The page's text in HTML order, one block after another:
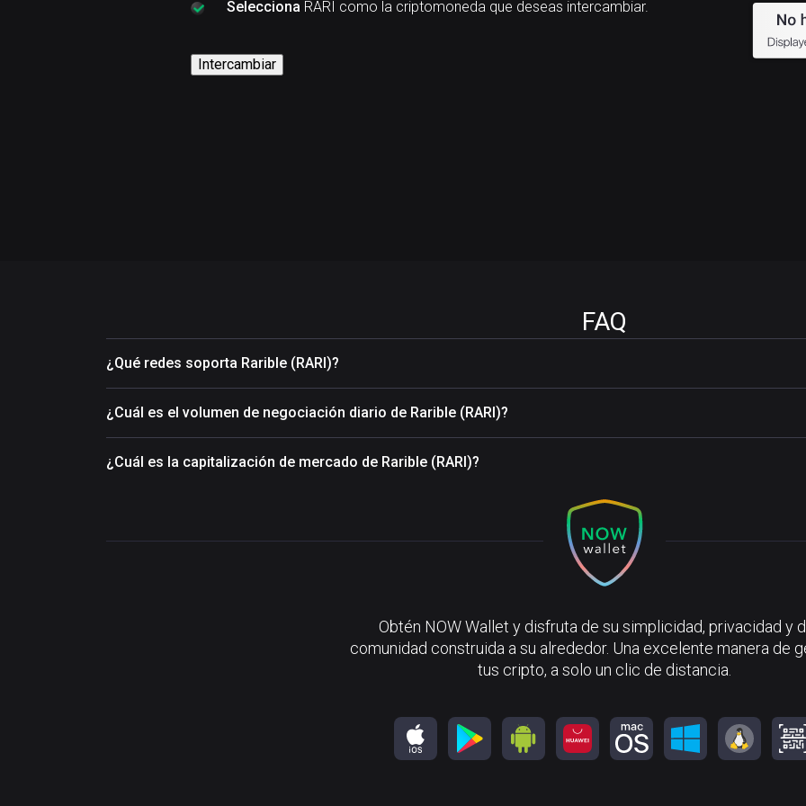
Selecciona RARI como la criptomoneda que deseas intercambiar.
Intercambiar
FAQ
¿Qué redes soporta Rarible (RARI)?
¿Cuál es el volumen de negociación diario de Rarible (RARI)?
¿Cuál es la capitalización de mercado de Rarible (RARI)?
Obtén NOW Wallet y disfruta de su simplicidad, privacidad y
comunidad construida a su alrededor. Una excelente manera de
tus cripto, a solo un clic de distancia.